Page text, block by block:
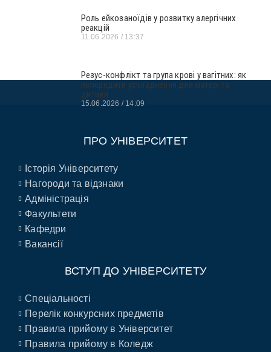
Роль ейкозаноїдів у розвитку алергічних
реакцій
11.06.2026 13:37
Резус-конфлікт та група крові у вагітних: як
попередити ускладнення для матері та
дитини
15.06.2026 14:09
ПРО УНІВЕРСИТЕТ
Історія Університету
Нагороди та відзнаки
Адміністрація
Факультети
Кафедри
Вакансії
ВСТУП ДО УНІВЕРСИТЕТУ
Спеціальності
Перелік конкурсних предметів
Правила прийому в Університет
Правила прийому в Коледж